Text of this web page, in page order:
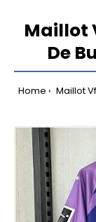
Maillot
De
Home Maillot